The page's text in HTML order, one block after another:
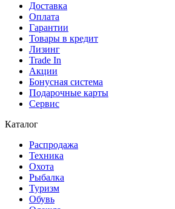
Доставка
Оплата
Гарантии
Товары в кредит
Лизинг
Trade In
Акции
Бонусная система
Подарочные карты
Сервис
Каталог
Распродажа
Техника
Охота
Рыбалка
Туризм
Обувь